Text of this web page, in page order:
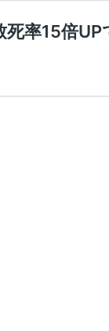
率15倍